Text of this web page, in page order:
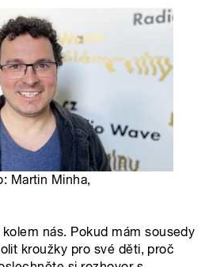
Martin Minha,
nás. Pokud mám sousedy
kroužky pro své děti, proč